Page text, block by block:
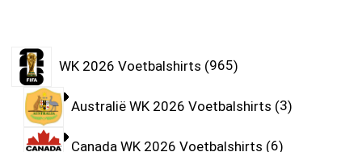
WK 2026 Voetbalshirts 965
Australië WK 2026 Voetbalshirts 3
Canada WK 2026 Voetbalshirts 6